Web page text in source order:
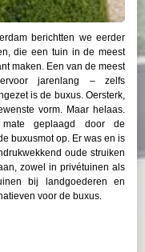
berichtten we eerder
die een tuin in de meest
maken. Een van de meest
jarenlang – zelfs
is de buxus. Oersterk,
vorm. Maar helaas.
geplaagd door de
buxusmot op. Er was en is
oude struiken
zowel in privétuinen als
bij landgoederen en
voor de buxus.